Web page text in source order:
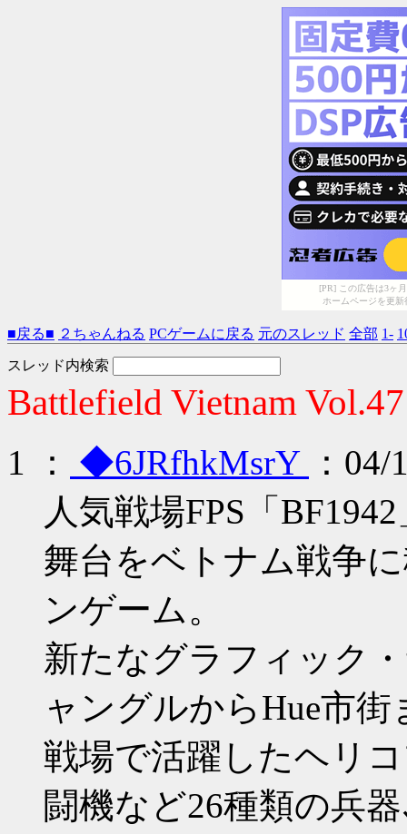
[PR] この広告は3ヶ
ホームページを更
■戻る■ ２ちゃんねる PCゲームに戻る 元のスレッド 全部 1-
スレッド内検索
Battlefield Vietnam Vol.47
1 ： ◆6JRfhkMsrY
：
人気戦場FPS「
舞台をベトナム戦争
ンゲーム。
新たなグラフィック
ャングルからHue市
戦場で活躍したヘリ
闘機など26種類の兵